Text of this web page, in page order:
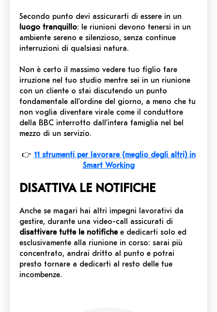
Secondo punto devi assicurarti di essere in un
luogo tranquillo: le riunioni devono tenersi in un
ambiente sereno e silenzioso, senza continue
interruzioni di qualsiasi natura.
Non è certo il massimo vedere tuo figlio fare
irruzione nel tuo studio mentre sei in un riunione
con un cliente o stai discutendo un punto
fondamentale all’ordine del giorno, a meno che tu
non voglia diventare virale come il conduttore
della BBC interrotto dall’intera famiglia nel bel
mezzo di un servizio.
👉 11 strumenti per lavorare (meglio degli altri) in
Smart Working
DISATTIVA LE NOTIFICHE
Anche se magari hai altri impegni lavorativi da
gestire, durante una video-call assicurati di
disattivare tutte le notifichee dedicarti solo ed
esclusivamente alla riunione in corso: sarai più
concentrato, andrai dritto al punto e potrai
presto tornare a dedicarti al resto delle tue
incombenze.